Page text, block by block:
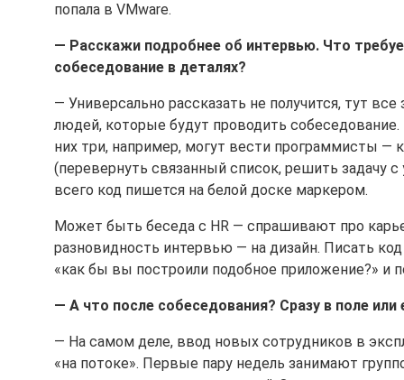
попала в VMware.
— Расскажи подробнее об интервью. Что
собеседование в деталях?
— Универсально рассказать не получится, тут
людей, которые будут проводить
них три, например, могут вести программисты —
(перевернуть связанный список, решить задачу
всего код пишется на белой доске маркером.
Может быть беседа с HR — спрашивают про
разновидность интервью — на дизайн. Писать
«как бы вы построили подобное приложение?» и
— А что после собеседования? Сразу в поле
— На самом деле, ввод новых сотрудников в
«на потоке». Первые пару недель занимают